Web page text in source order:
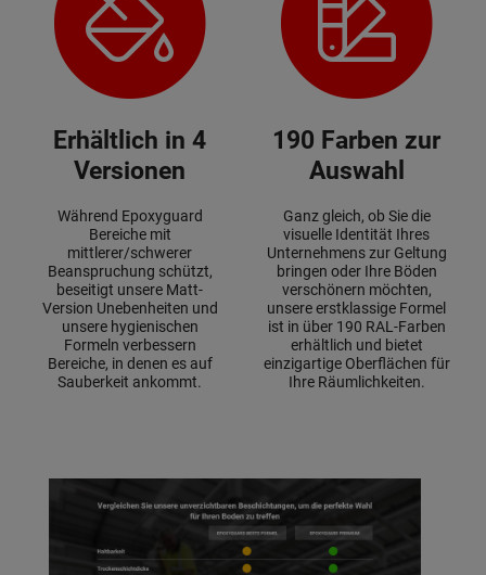
Erhältlich in 4
Versionen
Während Epoxyguard
Bereiche mit
mittlerer/schwerer
Beanspruchung schützt,
beseitigt unsere Matt-
Version Unebenheiten und
unsere hygienischen
Formeln verbessern
Bereiche, in denen es auf
Sauberkeit ankommt.
190 Farben zur
Auswahl
Ganz gleich, ob Sie die
visuelle Identität Ihres
Unternehmens zur Geltung
bringen oder Ihre Böden
verschönern möchten,
unsere erstklassige Formel
ist in über 190 RAL-Farben
erhältlich und bietet
einzigartige Oberflächen für
Ihre Räumlichkeiten.